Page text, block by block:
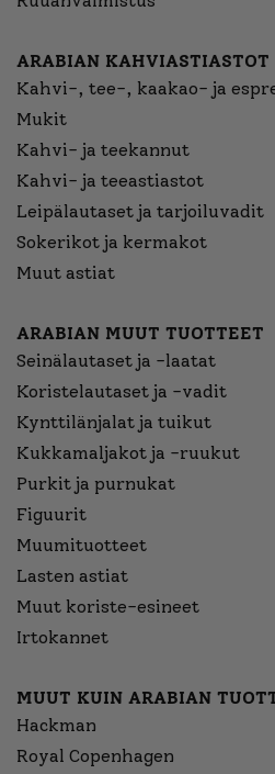
ARABIAN KAHVIASTIASTOT
Kahvi-, tee-, kaakao- ja
Mukit
Kahvi- ja teekannut
Kahvi- ja teeastiastot
Leipälautaset ja tarjoiluvadit
Sokerikot ja kermakot
Muut astiat
ARABIAN MUUT TUOTTEET
Seinälautaset ja -laatat
Koristelautaset ja -vadit
Kynttilänjalat ja tuikut
Kukkamaljakot ja -ruukut
Purkit ja purnukat
Figuurit
Muumituotteet
Lasten astiat
Muut koriste-esineet
Irtokannet
MUUT KUIN ARABIAN
Hackman
Royal Copenhagen